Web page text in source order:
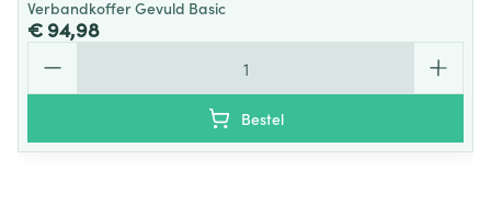
Verbandkoffer Gevuld Basic
€ 94,98
Bestel